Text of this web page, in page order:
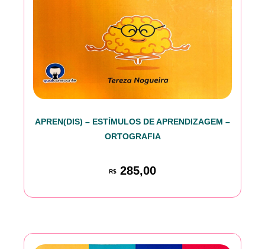
APREN(DIS) – ESTÍMULOS DE APRENDIZAGEM –
ORTOGRAFIA
R$ 285,00